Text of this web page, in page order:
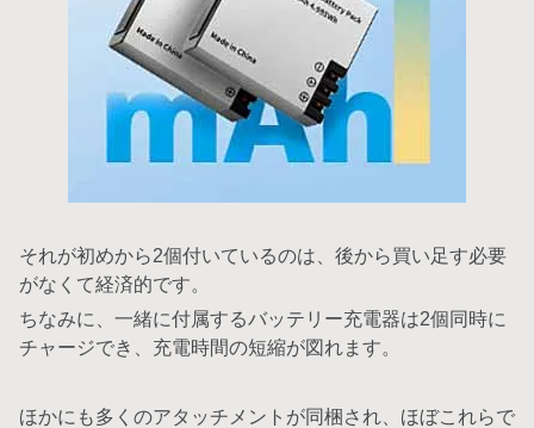
それが初めから2個付いているのは、後から買い足す必要
がなくて経済的です。
ちなみに、一緒に付属するバッテリー充電器は2個同時に
チャージでき、充電時間の短縮が図れます。
ほかにも多くのアタッチメントが同梱され、ほぼこれらで